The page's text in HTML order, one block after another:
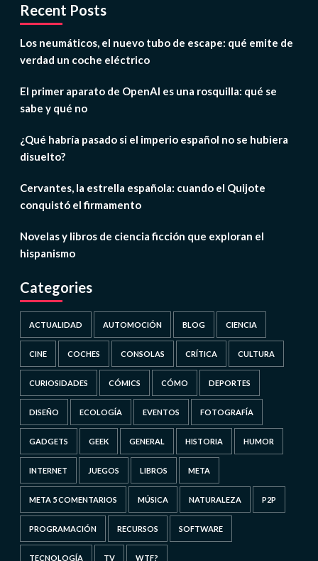
Recent Posts
Los neumáticos, el nuevo tubo de escape: qué emite de
verdad un coche eléctrico
El primer aparato de OpenAI es una rosquilla: qué se
sabe y qué no
¿Qué habría pasado si el imperio español no se hubiera
disuelto?
Cervantes, la estrella española: cuando el Quijote
conquistó el firmamento
Novelas y libros de ciencia ficción que exploran el
hispanismo
Categories
ACTUALIDAD AUTOMOCIÓN BLOG CIENCIA
CINE COCHES CONSOLAS CRÍTICA CULTURA
CURIOSIDADES CÓMICS CÓMO DEPORTES
DISEÑO ECOLOGÍA EVENTOS FOTOGRAFÍA
GADGETS GEEK GENERAL HISTORIA HUMOR
INTERNET JUEGOS LIBROS META
META 5 COMENTARIOS MÚSICA NATURALEZA P2P
PROGRAMACIÓN RECURSOS SOFTWARE
TECNOLOGÍA TV WTF?